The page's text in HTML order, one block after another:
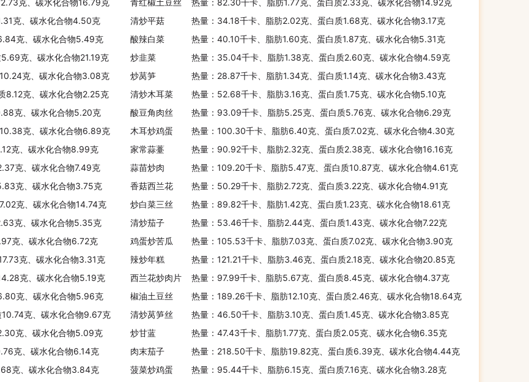
克、碳水化合物16.79克 青红椒土豆丝
热量：82.30千卡、脂肪1.77克、蛋白质2.33克、碳水化合物14.92克
克、碳水化合物4.50克 清炒平菇
热量：34.18千卡、脂肪2.02克、蛋白质1.68克、碳水化合物3.17克
克、碳水化合物5.49克 酸辣白菜
热量：40.10千卡、脂肪1.60克、蛋白质1.87克、碳水化合物5.31克
克、碳水化合物21.19克 炒韭菜
热量：35.04千卡、脂肪1.38克、蛋白质2.60克、碳水化合物4.59克
克、碳水化合物3.08克 炒莴笋
热量：28.87千卡、脂肪1.34克、蛋白质1.14克、碳水化合物3.43克
8.12克、碳水化合物2.25克 清炒木耳菜
热量：52.68千卡、脂肪3.16克、蛋白质1.75克、碳水化合物5.10克
克、碳水化合物5.20克 酸豆角肉丝
热量：93.09千卡、脂肪5.25克、蛋白质5.76克、碳水化合物6.29克
克、碳水化合物6.89克 木耳炒鸡蛋
热量：100.30千卡、脂肪6.40克、蛋白质7.02克、碳水化合物4.30克
克、碳水化合物8.99克 家常蒜薹
热量：90.92千卡、脂肪2.32克、蛋白质2.38克、碳水化合物16.16克
克、碳水化合物7.49克 蒜苗炒肉
热量：109.20千卡、脂肪5.47克、蛋白质10.87克、碳水化合物4.61克
克、碳水化合物3.75克 香菇西兰花
热量：50.29千卡、脂肪2.72克、蛋白质3.22克、碳水化合物4.91克
克、碳水化合物14.74克 炒白菜三丝
热量：89.82千卡、脂肪1.42克、蛋白质1.23克、碳水化合物18.61克
克、碳水化合物5.35克 清炒茄子
热量：53.46千卡、脂肪2.44克、蛋白质1.43克、碳水化合物7.22克
克、碳水化合物6.72克 鸡蛋炒苦瓜
热量：105.53千卡、脂肪7.03克、蛋白质7.02克、碳水化合物3.90克
克、碳水化合物3.31克 辣炒年糕
热量：121.21千卡、脂肪3.46克、蛋白质2.18克、碳水化合物20.85克
克、碳水化合物5.19克 西兰花炒肉片
热量：97.99千卡、脂肪5.67克、蛋白质8.45克、碳水化合物4.37克
克、碳水化合物5.96克 椒油土豆丝
热量：189.26千卡、脂肪12.10克、蛋白质2.46克、碳水化合物18.64克
克、碳水化合物9.67克 清炒莴笋丝
热量：46.50千卡、脂肪3.10克、蛋白质1.45克、碳水化合物3.85克
克、碳水化合物5.09克 炒甘蓝
热量：47.43千卡、脂肪1.77克、蛋白质2.05克、碳水化合物6.35克
克、碳水化合物6.14克 肉末茄子
热量：218.50千卡、脂肪19.82克、蛋白质6.39克、碳水化合物4.44克
克、碳水化合物3.84克 菠菜炒鸡蛋
热量：95.44千卡、脂肪6.15克、蛋白质7.16克、碳水化合物3.28克